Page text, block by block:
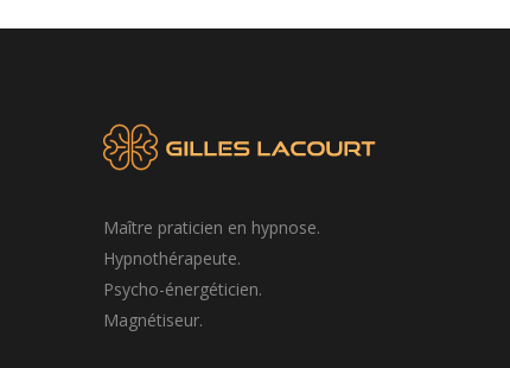
Maître praticien en hypnose.
Hypnothérapeute.
Psycho-énergéticien.
Magnétiseur.